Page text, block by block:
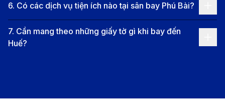
Huế phát triển hiện đại nhưng vẫn bảo tồn nguyên
vẹn những cảnh quan thiên nhiên và nét trầm mặc
đặc trưng của một vùng đất từng là kinh đô của triều
6. Có các dịch vụ tiện ích nào tại sân bay Phú Bài?
7. Cần mang theo những giấy tờ gì khi bay đến
Huế?